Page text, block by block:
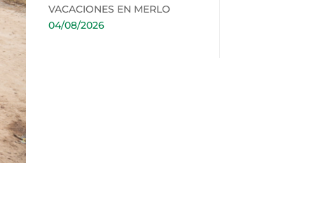
VACACIONES EN MERLO
04/08/2026